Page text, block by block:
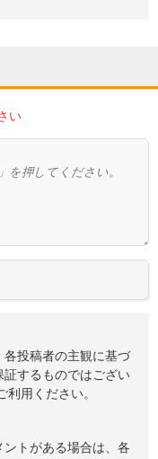
い
投稿者の主観に基づ
証するものではござい
用ください。
トがある場合は、各